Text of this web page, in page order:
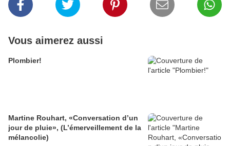
Vous aimerez aussi
Plombier!
Martine Rouhart, «Conversation d’un
jour de pluie», (L’émerveillement de la
mélancolie)